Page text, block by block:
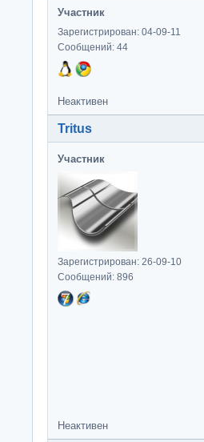
Участник
Зарегистрирован: 04-09-11
Сообщений: 44
Неактивен
Tritus
Участник
Зарегистрирован: 26-09-10
Сообщений: 896
Неактивен